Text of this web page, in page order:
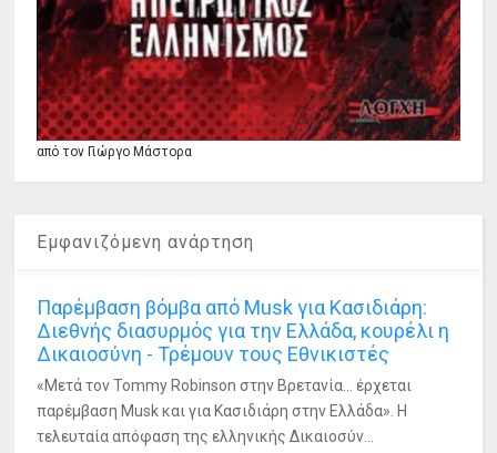
από τον Γιώργο Μάστορα
Εμφανιζόμενη ανάρτηση
Παρέμβαση βόμβα από Musk για Κασιδιάρη:
Διεθνής διασυρμός για την Ελλάδα, κουρέλι η
Δικαιοσύνη - Τρέμουν τους Εθνικιστές
«Μετά τον Tommy Robinson στην Βρετανία... έρχεται
παρέμβαση Musk και για Κασιδιάρη στην Ελλάδα». Η
τελευταία απόφαση της ελληνικής Δικαιοσύν...